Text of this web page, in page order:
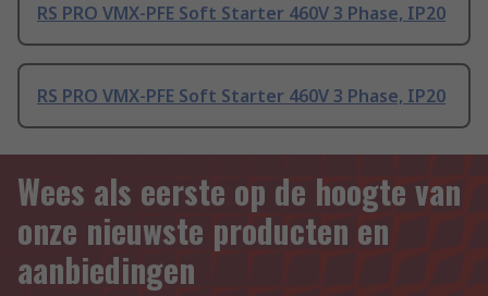
RS PRO VMX-PFE Soft Starter 460V 3 Phase, IP20
RS PRO VMX-PFE Soft Starter 460V 3 Phase, IP20
Wees als eerste op de hoogte van
onze nieuwste producten en
aanbiedingen